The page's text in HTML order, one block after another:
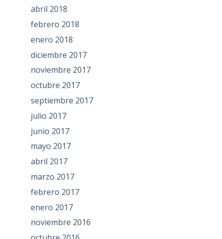
abril 2018
febrero 2018
enero 2018
diciembre 2017
noviembre 2017
octubre 2017
septiembre 2017
julio 2017
junio 2017
mayo 2017
abril 2017
marzo 2017
febrero 2017
enero 2017
noviembre 2016